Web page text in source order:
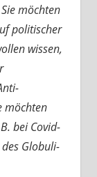
Sie möchten
politischer
wissen,
möchten
bei Covid-
Globuli-